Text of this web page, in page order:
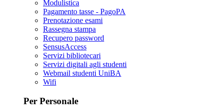
Modulistica
Pagamento tasse - PagoPA
Prenotazione esami
Rassegna stampa
Recupero password
SensusAccess
Servizi bibliotecari
Servizi digitali agli studenti
Webmail studenti UniBA
Wifi
Per Personale